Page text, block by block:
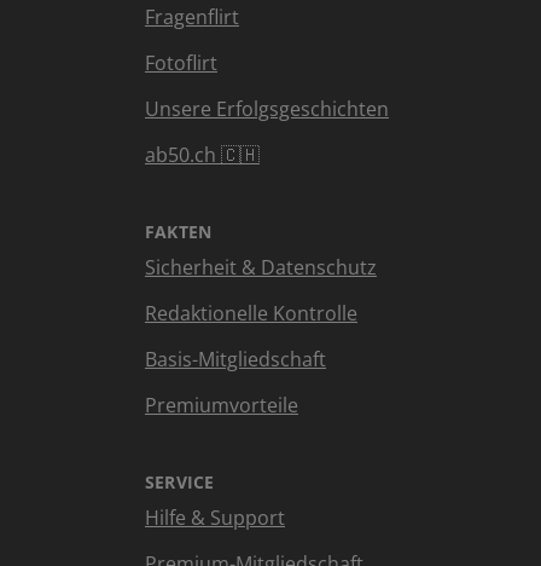
Fragenflirt
Fotoflirt
Unsere Erfolgsgeschichten
ab50.ch 🇨🇭
FAKTEN
Sicherheit & Datenschutz
Redaktionelle Kontrolle
Basis-Mitgliedschaft
Premiumvorteile
SERVICE
Hilfe & Support